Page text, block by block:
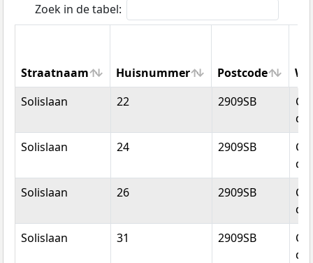
Zoek in de tabel:
Straatnaam Huisnummer Postcode
Straatnaam
Huisnummer Postcode
Solislaan 22 2909SB
Solislaan
24 2909SB
Solislaan
26 2909SB
Solislaan
31 2909SB